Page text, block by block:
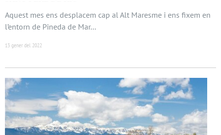
Aquest mes ens desplacem cap al Alt Maresme i ens fixem en
l’entorn de Pineda de Mar…
13 gener del 2022